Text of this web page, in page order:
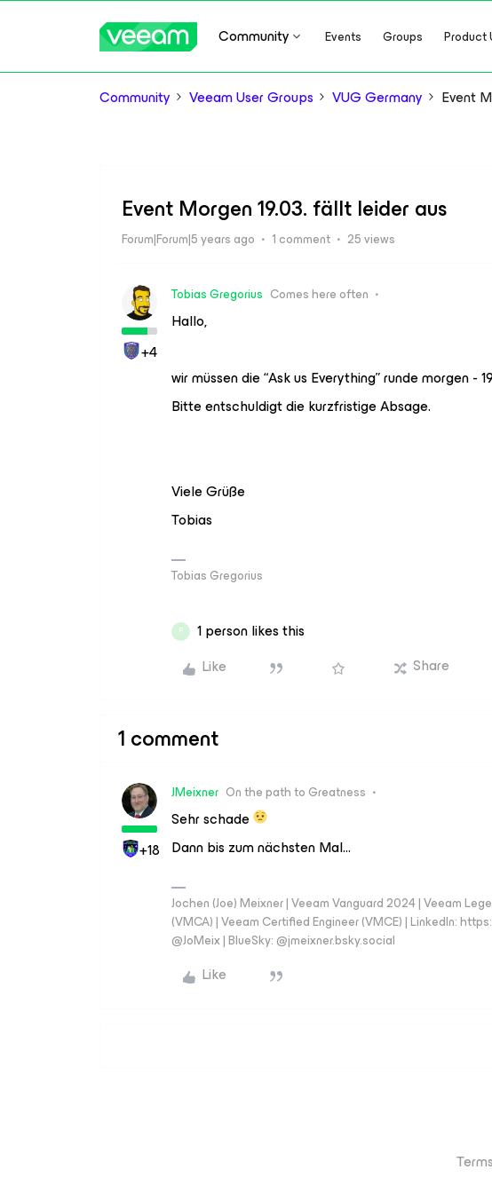
Community Events Groups Product
Community Veeam User Groups VUG Germany Event
Event Morgen 19.03. fällt leider aus
Forum|Forum|5 years ago 1 comment 25 views
+4
Tobias Gregorius Comes here often
Hallo,
wir müssen die “Ask us Everything” runde morgen -
Bitte entschuldigt die kurzfristige Absage.
Viele Grüße
Tobias
Tobias Gregorius
P
1 person likes this
Like
Share
1 comment
+18
JMeixner On the path to Greatness
Sehr schade
Dann bis zum nächsten Mal...
Jochen (Joe) Meixner | Veeam Vanguard 2024 | Veeam
(VMCA) | Veeam Certified Engineer (VMCE) | LinkedIn:
@JoMeix | BlueSky: @jmeixner.bsky.social
Like